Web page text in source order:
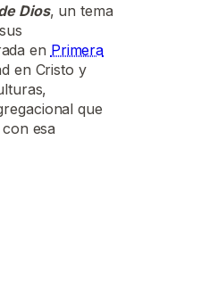
Dios, un tema
en Primera
en Cristo y
que
esa